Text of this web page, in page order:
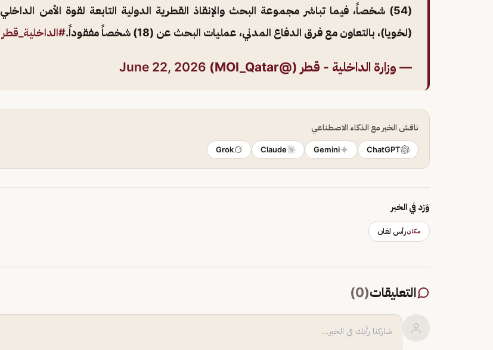
(54) شخصاً، فيما تباشر مجموعة البحث والإنقاذ القطرية الدولية التابعة لقوة الأمن الداخلي
(لخويا)، بالتعاون مع فرق الدفاع المدني، عمليات البحث عن (18) شخصاً مفقوداً.
#الداخلية_قطر
— وزارة الداخلية - قطر (@MOI_Qatar) June 22, 2026
ناقش الخبر مع الذكاء الاصطناعي
ChatGPT
Gemini
Claude
Grok
وَرَد في الخبر
مكانرأس لفان
التعليقات(
0
)